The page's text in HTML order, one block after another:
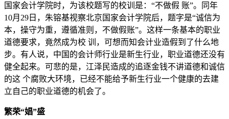
国家会计学院时，为该校题写的校训是：“不做假 账”。同年
10月29日，朱镕基视察北京国家会计学院后，题字是“诚信为
本，操守为重，遵循准则，不做假账”。这样一条基本的职业
道德要求，竟然成为校 训，可想而知会计业造假到了什么地
步。有人说，中国的会计师行业是新生行业，职业道德还没有
健全起来。可悲的是，江泽民造成的追逐金钱不讲道德和诚信
的这 个腐败大环境，已经不能给予新生行业一个健康的去建
立自己的职业道德的机会了。
繁荣“娼”盛